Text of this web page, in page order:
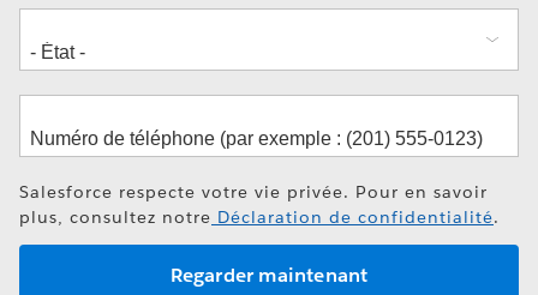
Salesforce respecte votre vie privée. Pour en savoir
plus, consultez notre Déclaration de confidentialité.